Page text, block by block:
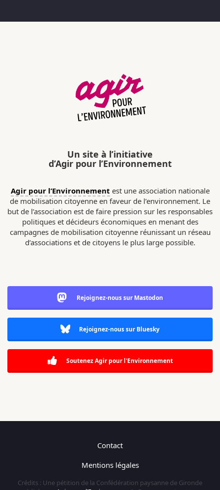
Un site à l’initiative
d’Agir pour l’Environnement
Agir pour l’Environnement est une association nationale
de mobilisation citoyenne en faveur de l’environnement. Le
but de l’association est de faire pression sur les responsables
politiques et décideurs économiques en menant des
campagnes de mobilisation citoyenne réunissant un réseau
d’associations et de citoyens le plus large possible.
Rejoignez-nous sur Mastodon
Rejoignez-nous sur Bluesky
Soutenez Agir pour l'Environnement
Contact
Mentions légales
Crédits : Une pétition de la Confédération paysanne de Gironde